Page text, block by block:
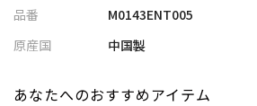
品番
M0143ENT005
原産国
中国製
あなたへのおすすめアイテム